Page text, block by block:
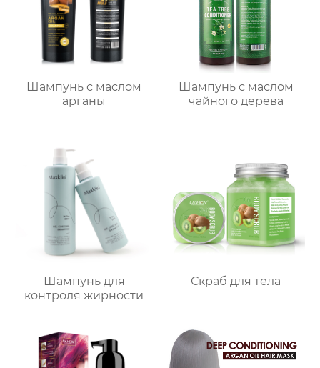
Шампунь с маслом
арганы
Шампунь с маслом
чайного дерева
Шампунь для
контроля жирности
Скраб для тела